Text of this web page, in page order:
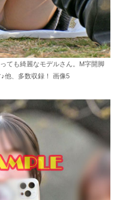
ても綺麗なモデルさん。M字開脚
他、多数収録！ 画像5